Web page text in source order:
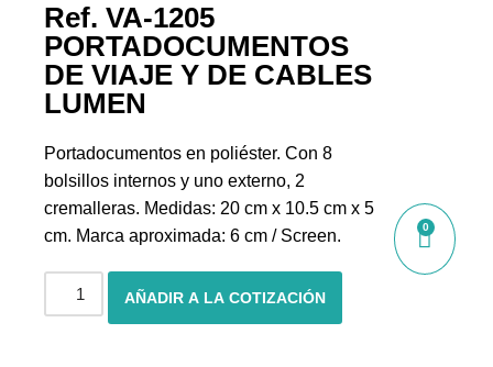
0
Ref. VA-1205
PORTADOCUMENTOS
DE VIAJE Y DE CABLES
LUMEN
Portadocumentos en poliéster. Con 8
bolsillos internos y uno externo, 2
cremalleras. Medidas: 20 cm x 10.5 cm x 5
cm. Marca aproximada: 6 cm / Screen.
AÑADIR A LA COTIZACIÓN